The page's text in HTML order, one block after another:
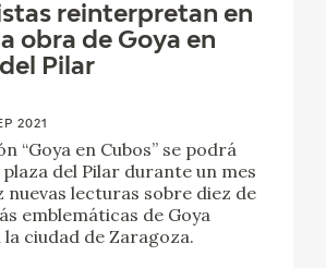
reinterpretan en
obra de Goya en
Pilar
2021
“Goya en Cubos” se podrá
del Pilar durante un mes
nuevas lecturas sobre diez de
emblemáticas de Goya
la ciudad de Zaragoza.